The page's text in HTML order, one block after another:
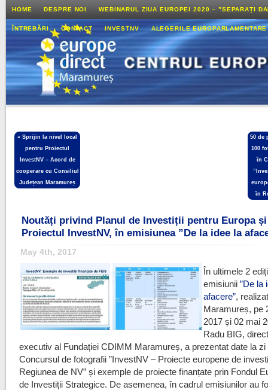
HOME DESPRE NOI WEBINARUL ZIUA EUROPEI 2020 – ”SEPARAȚI
ÎNTREBĂRI CONTACT INVESTNV ALEGERILE
«Sprijin la nivel local
pentru Proiectul
InvestNV – Acord de
cooperare cu Consiliul
Județean Maramureș
50 de
100
în
în
Noutăți privind Planul de Investiții pentru Europa și
Proiectul InvestNV, în emisiunea ”De la idee la
May 4th, 2017
În ultimele 2
emisiunii”De la
afacere”,
Maramureș, pe
2017 și 02 mai
Radu BIG,
executiv al Fundației CDIMM Maramureș, a prezentat date la zi
Concursul de fotografii ”InvestNV – Proiecte europene de
Regiunea de NV” și exemple de proiecte finanțate prin Fondul
de Investiții Strategice. De asemenea, în cadrul emisiunilor au